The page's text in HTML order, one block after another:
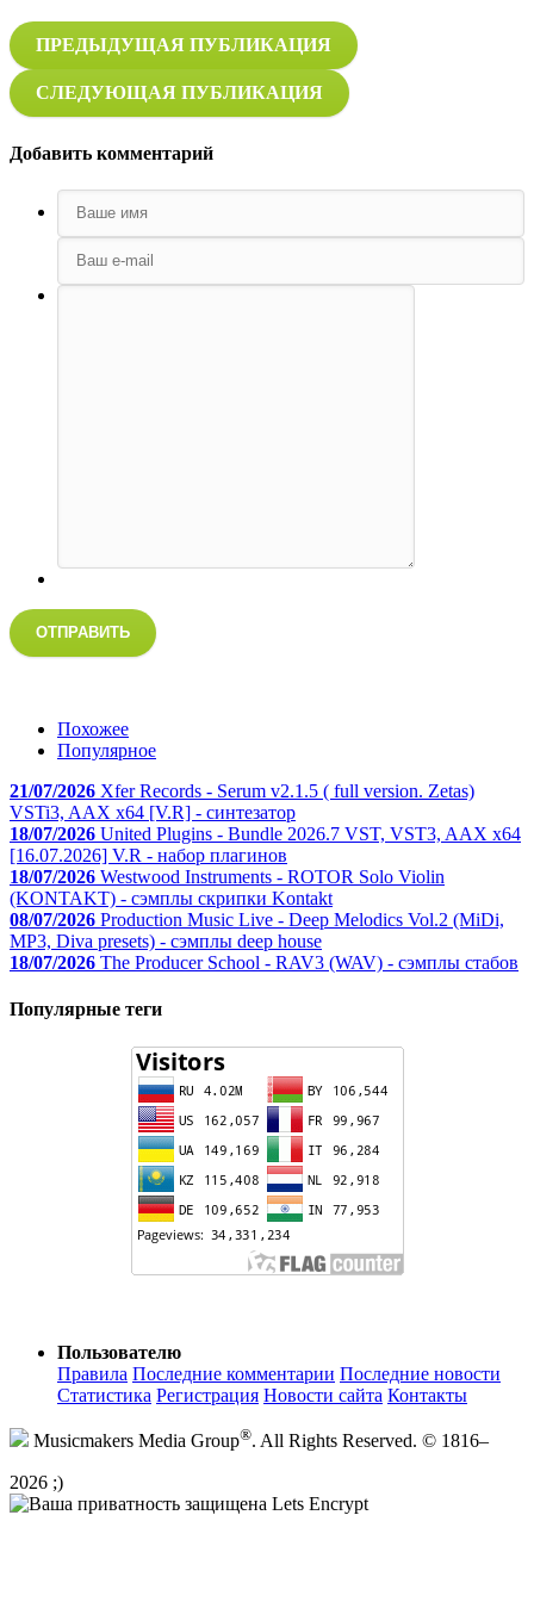
ПРЕДЫДУЩАЯ ПУБЛИКАЦИЯ
СЛЕДУЮЩАЯ ПУБЛИКАЦИЯ
Добавить комментарий
ОТПРАВИТЬ
Похожее
Популярное
21/07/2026 Xfer Records - Serum v2.1.5 ( full version. Zetas)
VSTi3, AAX x64 [V.R] - синтезатор
18/07/2026 United Plugins - Bundle 2026.7 VST, VST3, AAX x64
[16.07.2026] V.R - набор плагинов
18/07/2026 Westwood Instruments - ROTOR Solo Violin
(KONTAKT) - сэмплы скрипки Kontakt
08/07/2026 Production Music Live - Deep Melodics Vol.2 (MiDi,
MP3, Diva presets) - сэмплы deep house
18/07/2026 The Producer School - RAV3 (WAV) - сэмплы стабов
Популярные теги
Пользователю
Правила Последние комментарии Последние новости
Статистика Регистрация Новости сайта Контакты
Musicmakers Media Group®. All Rights Reserved. © 1816–
2026 ;)